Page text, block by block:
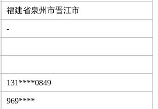
成人教育
福建省泉州市晋江市
-
-
131****0849
131****0849
969****